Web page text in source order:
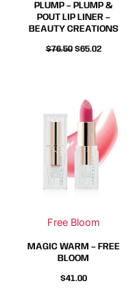
la
página
PLUMP – PLUMP &
POUT LIP LINER –
BEAUTY CREATIONS
$76.50 $65.02
la
página
Free Bloom
producto
tiene
múltiples
variantes.
Las
opciones
pueden
elegir
en
la
MAGIC WARM – FREE
BLOOM
$41.00
producto
tiene
múltiples
variantes.
Las
opciones
pueden
elegir
en
la